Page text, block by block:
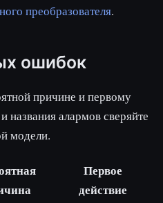
преобразователя.
ошибок
причине и первому
названия алармов сверяйте
модели.
Первое
действие